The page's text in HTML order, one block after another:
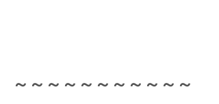
～～～～～～～～～～～